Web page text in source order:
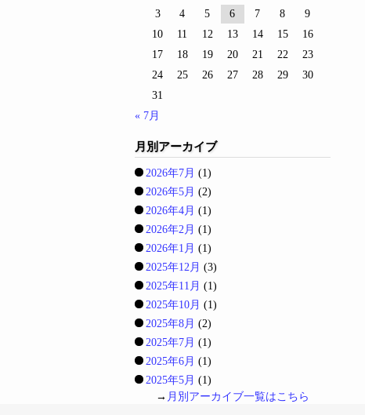
3
4 5 6 7 8
9
10
11 12 13 14 15
16
17
18 19 20 21 22
23
24
25 26 27 28 29
30
31
« 7月
月別アーカイブ
2026年7月 (1)
2026年5月 (2)
2026年4月 (1)
2026年2月 (1)
2026年1月 (1)
2025年12月 (3)
2025年11月 (1)
2025年10月 (1)
2025年8月 (2)
2025年7月 (1)
2025年6月 (1)
2025年5月 (1)
→ 月別アーカイブ一覧はこちら